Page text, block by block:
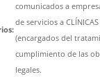
comunicados a
de servicios a CLÍNICAS
(encargados del
cumplimiento de las
legales.